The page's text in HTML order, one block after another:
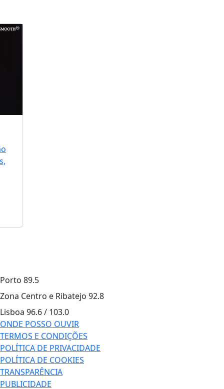
Porto 89.5
Zona Centro e Ribatejo 92.8
Lisboa 96.6 / 103.0
ONDE POSSO OUVIR
TERMOS E CONDIÇÕES
POLÍTICA DE PRIVACIDADE
POLÍTICA DE COOKIES
TRANSPARÊNCIA
PUBLICIDADE